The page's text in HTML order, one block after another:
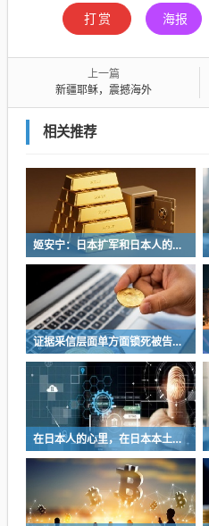
打赏 海报
上一篇
新疆耶稣，震撼海外
相关推荐
姬安宁：日本扩军和日本人的特殊冒险性
证据采信层面单方面锁死被告抗辩渠道
在日本人的心里，在日本本土出生的日本人才是最正宗的日本人